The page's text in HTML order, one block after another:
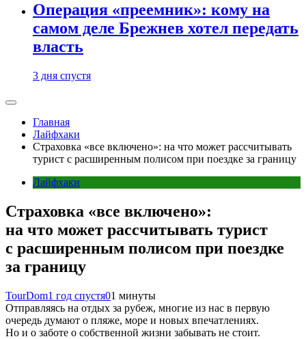
Операция «преемник»: кому на
самом деле Брежнев хотел передать
власть
3 дня спустя
Главная
Лайфхаки
Страховка «все включено»: на что может рассчитывать
турист с расширенным полисом при поездке за границу
Лайфхаки
Страховка «все включено»:
на что может рассчитывать турист
с расширенным полисом при поездке
за границу
TourDom1 год спустя01 минуты
Отправляясь на отдых за рубеж, многие из нас в первую
очередь думают о пляже, море и новых впечатлениях.
Но и о заботе о собственной жизни забывать не стоит.